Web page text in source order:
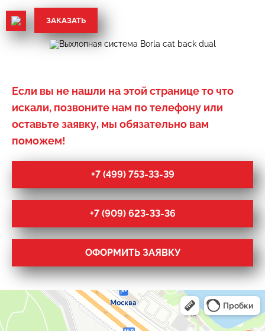
ЗАКАЗАТЬ
Если вы не нашли на этой странице то что
искали, позвоните нам по телефону или
оставьте заявку, мы обязательно вам
поможем!
+7 (499) 753-33-39
+7 (909) 623-33-36
ОФОРМИТЬ ЗАЯВКУ